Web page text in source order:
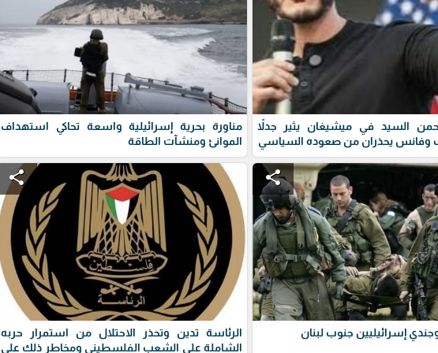
السيد في ميشيغان يثير جدلاً
وفانس يحذران من صعوده السياسي
مناورة بحرية إسرائيلية واسعة تحاكي استهداف
الموانئ ومنشآت الطاقة
share
إسرائيليين جنوب لبنان
share
الرئاسة تدين وتحذر الاحتلال من استمرار حربه
الشاملة على الشعب الفلسطيني ومخاطر ذلك على